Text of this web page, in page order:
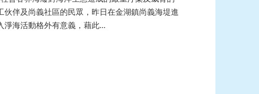
伴及尚義社區的民眾，昨日在金湖鎮尚義海堤進
海活動格外有意義，藉此...